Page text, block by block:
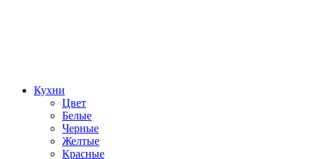
Кухни
Цвет
Белые
Черные
Желтые
Красные